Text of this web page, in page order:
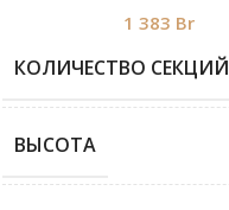
1 383 Br
КОЛИЧЕСТВО СЕКЦИЙ
ВЫСОТА